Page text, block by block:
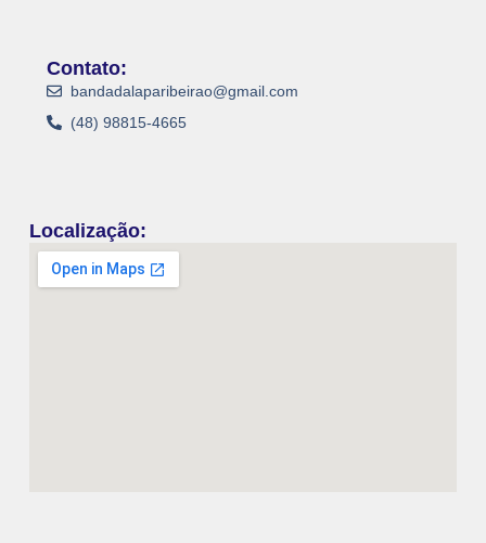
Contato:
bandadalaparibeirao@gmail.com
(48) 98815-4665
Localização: